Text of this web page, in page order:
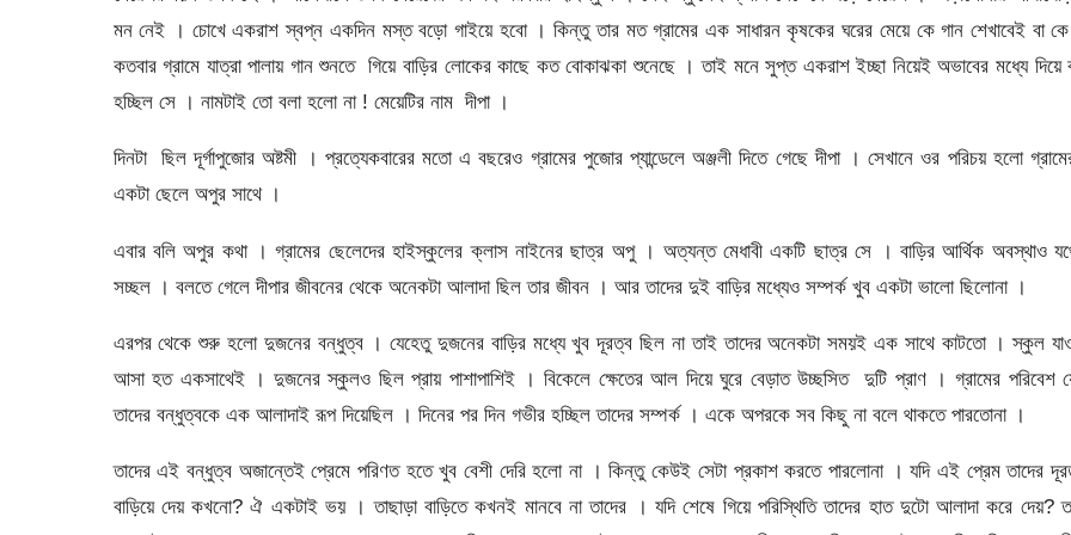
মন নেই । চোখে একরাশ স্বপ্ন একদিন মস্ত বড়ো গাইয়ে হবো । কিন্তু তার মত গ্রামের এক সাধারন কৃষকের ঘরের মেয়ে কে গান শেখাবেই বা
কতবার গ্রামে যাত্রা পালায় গান শুনতে গিয়ে বাড়ির লোকের কাছে কত বোকাঝকা শুনেছে । তাই মনে সুপ্ত একরাশ ইচ্ছা নিয়েই অভাবের মধ্যে দিয়ে
হচ্ছিল সে । নামটাই তো বলা হলো না ! মেয়েটির নাম দীপা ।
দিনটা ছিল দূর্গাপুজোর অষ্টমী । প্রত্যেকবারের মতো এ বছরেও গ্রামের পুজোর প্যান্ডেলে অঞ্জলী দিতে গেছে দীপা । সেখানে ওর পরিচয় হলো
একটা ছেলে অপুর সাথে ।
এবার বলি অপুর কথা । গ্রামের ছেলেদের হাইস্কুলের ক্লাস নাইনের ছাত্র অপু । অত্যন্ত মেধাবী একটি ছাত্র সে । বাড়ির আর্থিক অবস্থাও
সচ্ছল । বলতে গেলে দীপার জীবনের থেকে অনেকটা আলাদা ছিল তার জীবন । আর তাদের দুই বাড়ির মধ্যেও সম্পর্ক খুব একটা ভালো ছিলোনা ।
এরপর থেকে শুরু হলো দুজনের বন্ধুত্ব । যেহেতু দুজনের বাড়ির মধ্যে খুব দূরত্ব ছিল না তাই তাদের অনেকটা সময়ই এক সাথে কাটতো । স্কুল
আসা হত একসাথেই । দুজনের স্কুলও ছিল প্রায় পাশাপাশিই । বিকেলে ক্ষেতের আল দিয়ে ঘুরে বেড়াত উচ্ছসিত দুটি প্রাণ । গ্রামের পরিবেশ
তাদের বন্ধুত্বকে এক আলাদাই রূপ দিয়েছিল । দিনের পর দিন গভীর হচ্ছিল তাদের সম্পর্ক । একে অপরকে সব কিছু না বলে থাকতে পারতোনা ।
তাদের এই বন্ধুত্ব অজান্তেই প্রেমে পরিণত হতে খুব বেশী দেরি হলো না । কিন্তু কেউই সেটা প্রকাশ করতে পারলোনা । যদি এই প্রেম তাদের
বাড়িয়ে দেয় কখনো? ঐ একটাই ভয় । তাছাড়া বাড়িতে কখনই মানবে না তাদের । যদি শেষে গিয়ে পরিস্থিতি তাদের হাত দুটো আলাদা করে দেয়?